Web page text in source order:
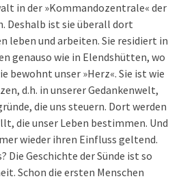
in der »Kommandozentrale« der
Deshalb ist sie überall dort
leben und arbeiten. Sie residiert in
genauso wie in Elendshütten, wo
bewohnt unser »Herz«. Sie ist wie
d.h. in unserer Gedankenwelt,
die uns steuern. Dort werden
die unser Leben bestimmen. Und
wieder ihren Einfluss geltend.
Die Geschichte der Sünde ist so
Schon die ersten Menschen